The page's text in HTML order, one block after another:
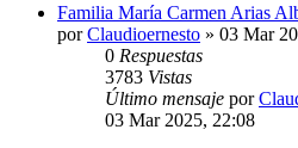
Familia María Carmen Arias
porClaudioernesto » 03 Mar
0 Respuestas
3783 Vistas
Último mensaje por
03 Mar 2025, 22:08